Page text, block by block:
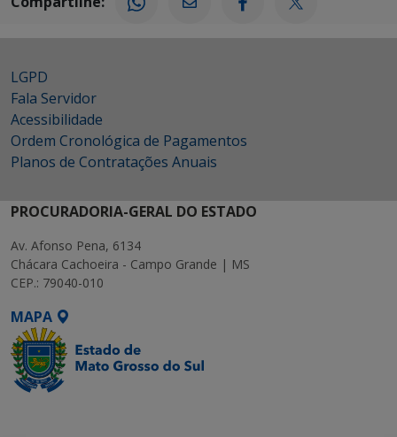
LGPD
Fala Servidor
Acessibilidade
Ordem Cronológica de Pagamentos
Planos de Contratações Anuais
PROCURADORIA-GERAL DO ESTADO
Av. Afonso Pena, 6134
Chácara Cachoeira - Campo Grande | MS
CEP.: 79040-010
MAPA